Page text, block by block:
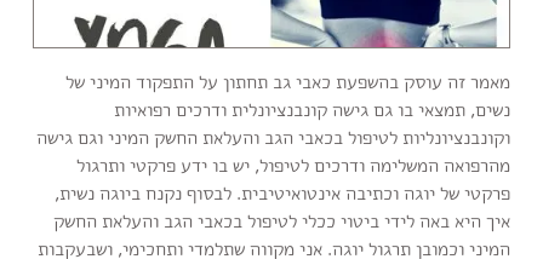
מאמר זה עוסק בהשפעת כאבי גב תחתון על התפקוד המיני של
נשים, תמצאי בו גם גישה קונבנציונלית ודרכים רפואיות
וקונבנציונליות לטיפול בכאבי הגב והעלאת החשק המיני וגם גישה
מהרפואה המשלימה ודרכים לטיפול, יש בו ידע פרקטי ותרגול
פרקטי של יוגה וכתיבה אינטואיטיבית. לבסוף נקנח ביוגה נשית,
איך היא באה לידי ביטוי ככלי לטיפול בכאבי הגב והעלאת החשק
המיני וכמובן תרגול יוגה. אני מקווה שתלמדי ותחכימי, ושבעקבות